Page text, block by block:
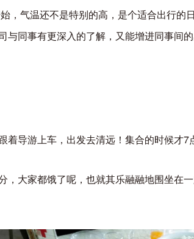
，气温还不是特别的高，是个适合出行
与同事有更深入的了解，又能增进同事间
着导游上车，出发去清远！集合的时候才
，大家都饿了呢，也就其乐融融地围坐在